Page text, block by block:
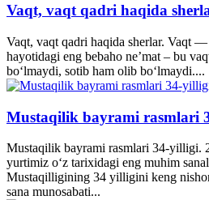
Vaqt, vaqt qadri haqida
Vaqt, vaqt qadri haqida sherlar. Vaqt
hayotidagi eng bebaho ne’mat – bu
bo‘lmaydi, sotib ham olib bo‘lmaydi....
Mustaqilik bayrami rasmlari
Mustaqilik bayrami rasmlari 34-yilligi.
yurtimiz o‘z tarixidagi eng muhim
Mustaqilligining 34 yilligini keng
sana munosabati...